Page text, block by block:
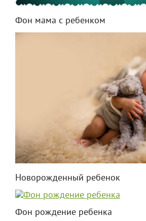
Фон мама с ребенком
Новорожденный ребенок
Фон рождение ребенка